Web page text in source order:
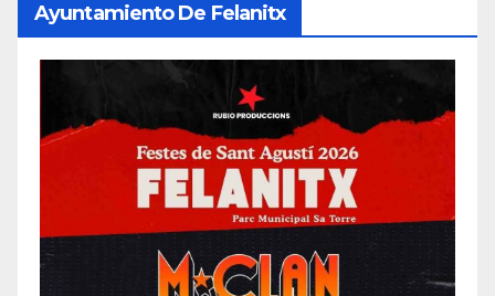
Ayuntamiento De Felanitx